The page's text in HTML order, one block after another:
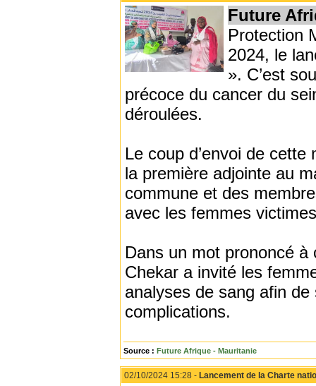
Future
Protection
2024, le
». C’est
précoce du cancer du
déroulées.
Le coup d’envoi de
la première adjointe au
commune et des
avec les femmes
Dans un mot prononcé à
Chekar a invité les
analyses de sang afin de
complications.
Source : Future Afrique - Mauritanie
02/10/2024 15:28 - Lancement de la Charte